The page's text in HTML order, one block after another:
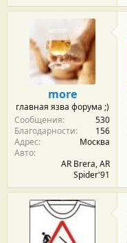
more
главная язва форума ;)
Сообщения
530
Благодарности
156
Адрес
Москва
Авто
AR Brera, AR
Spider'91